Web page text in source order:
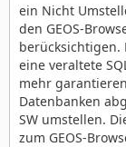
ein Nicht
den GEOS-
berücksichtigen.
eine veraltete
mehr
Datenbanken
SW umstellen.
zum GEOS-